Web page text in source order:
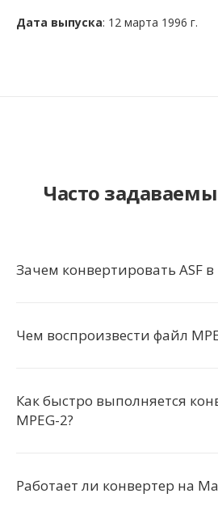
Дата выпуска: 12 марта 1996 г.
Часто
Зачем конвертировать ASF в
Чем воспроизвести файл
Как быстро выполняется
MPEG-2?
Работает ли конвертер на